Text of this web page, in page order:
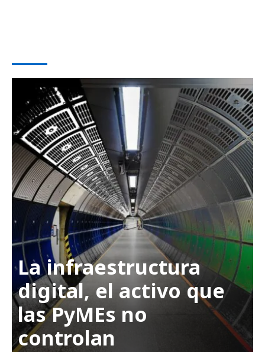
La infraestructura
digital, el activo que
las PyMEs no
controlan